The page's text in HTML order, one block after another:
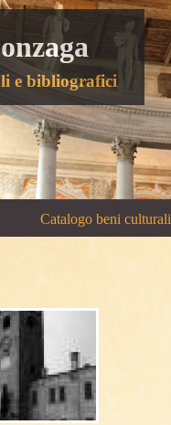
e bibliografici
Catalogo beni culturali